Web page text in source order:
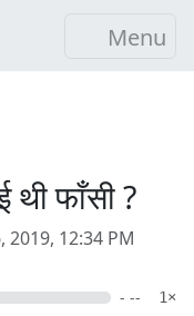
Menu
थी फाँसी ?
2019, 12:34 PM
- -- 1×